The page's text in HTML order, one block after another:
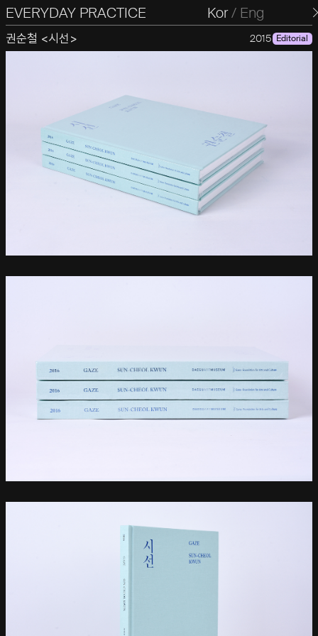
EVERYDAY PRACTICE
일상의실천 Kor/ Eng
권순철 <시선> 2015 Editorial